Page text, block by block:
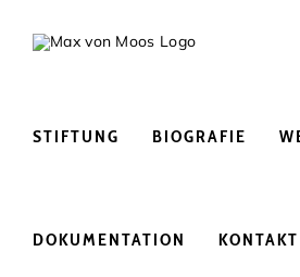
STIFTUNG BIOGRAFIE
DOKUMENTATION KONTAKT